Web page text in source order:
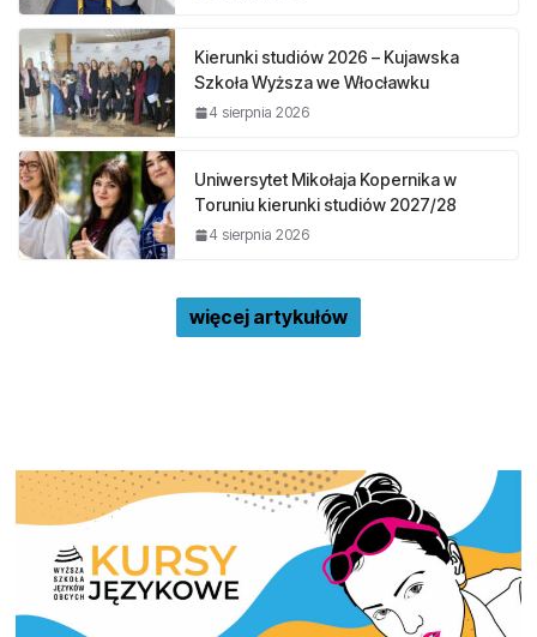
Kierunki studiów 2026 – Kujawska
Szkoła Wyższa we Włocławku
4 sierpnia 2026
Uniwersytet Mikołaja Kopernika w
Toruniu kierunki studiów 2027/28
4 sierpnia 2026
więcej artykułów